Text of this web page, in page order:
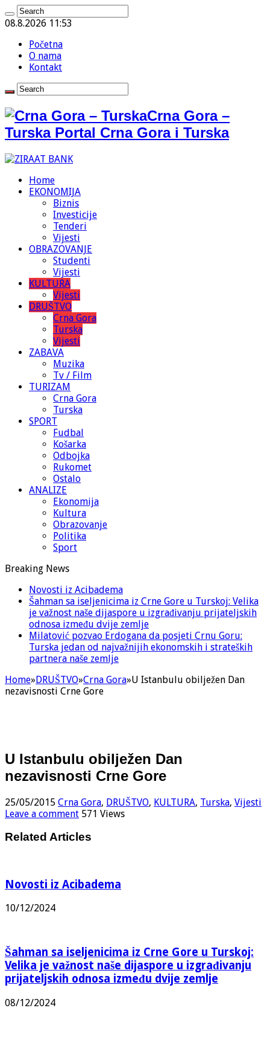
08.8.2026 11:53
Početna
O nama
Kontakt
Crna Gora –
Turska Portal Crna Gora i Turska
Home
EKONOMIJA
Biznis
Investicije
Tenderi
Vijesti
OBRAZOVANJE
Studenti
Vijesti
KULTURA
Vijesti
DRUŠTVO
Crna Gora
Turska
Vijesti
ZABAVA
Muzika
Tv / Film
TURIZAM
Crna Gora
Turska
SPORT
Fudbal
Košarka
Odbojka
Rukomet
Ostalo
ANALIZE
Ekonomija
Kultura
Obrazovanje
Politika
Sport
Breaking News
Novosti iz Acibadema
Šahman sa iseljenicima iz Crne Gore u Turskoj: Velika
je važnost naše dijaspore u izgrađivanju prijateljskih
odnosa između dvije zemlje
Milatović pozvao Erdogana da posjeti Crnu Goru:
Turska jedan od najvažnijih ekonomskih i strateških
partnera naše zemlje
Home»DRUŠTVO»Crna Gora»U Istanbulu obilježen Dan
nezavisnosti Crne Gore
U Istanbulu obilježen Dan
nezavisnosti Crne Gore
25/05/2015 Crna Gora, DRUŠTVO, KULTURA, Turska, Vijesti
Leave a comment 571 Views
Related Articles
Novosti iz Acibadema
10/12/2024
Šahman sa iseljenicima iz Crne Gore u Turskoj:
Velika je važnost naše dijaspore u izgrađivanju
prijateljskih odnosa između dvije zemlje
08/12/2024